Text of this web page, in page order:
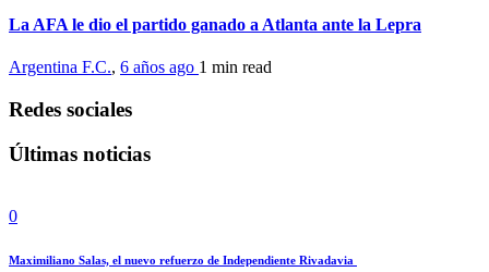
La AFA le dio el partido ganado a Atlanta ante la Lepra
Argentina F.C., 6 años ago 1 min read
Redes sociales
Últimas noticias
0
Maximiliano Salas, el nuevo refuerzo de Independiente Rivadavia